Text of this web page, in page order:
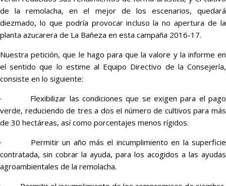
de la remolacha, en el mejor de los escenarios, quedará
diezmado, lo que podría provocar incluso la no apertura de la
planta azucarera de La Bañeza en esta campaña 2016-17.
Nuestra petición, que le hago para que la valore y la informe en
el sentido que lo estime al Equipo Directivo de la Consejería,
consiste en lo siguiente:
· Flexibilizar las condiciones que se exigen para el pago
verde, reduciendo de tres a dos el número de cultivos para más
de 30 hectáreas, así como porcentajes menos rígidos.
· Permitir un año más el incumplimiento en la superficie
contratada, sin cobrar la ayuda, para los acogidos a las ayudas
agroambientales de la remolacha.